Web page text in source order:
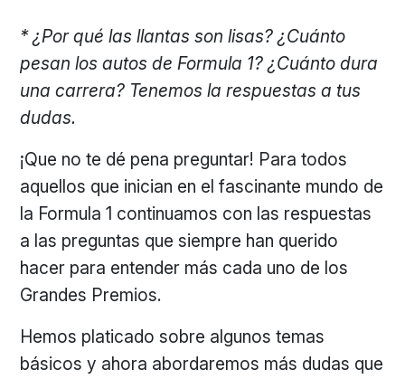
* ¿Por qué las llantas son lisas? ¿Cuánto
pesan los autos de Formula 1? ¿Cuánto dura
una carrera? Tenemos la respuestas a tus
dudas.
¡Que no te dé pena preguntar! Para todos
aquellos que inician en el fascinante mundo de
la Formula 1 continuamos con las respuestas
a las preguntas que siempre han querido
hacer para entender más cada uno de los
Grandes Premios.
Hemos platicado sobre algunos temas
básicos y ahora abordaremos más dudas que